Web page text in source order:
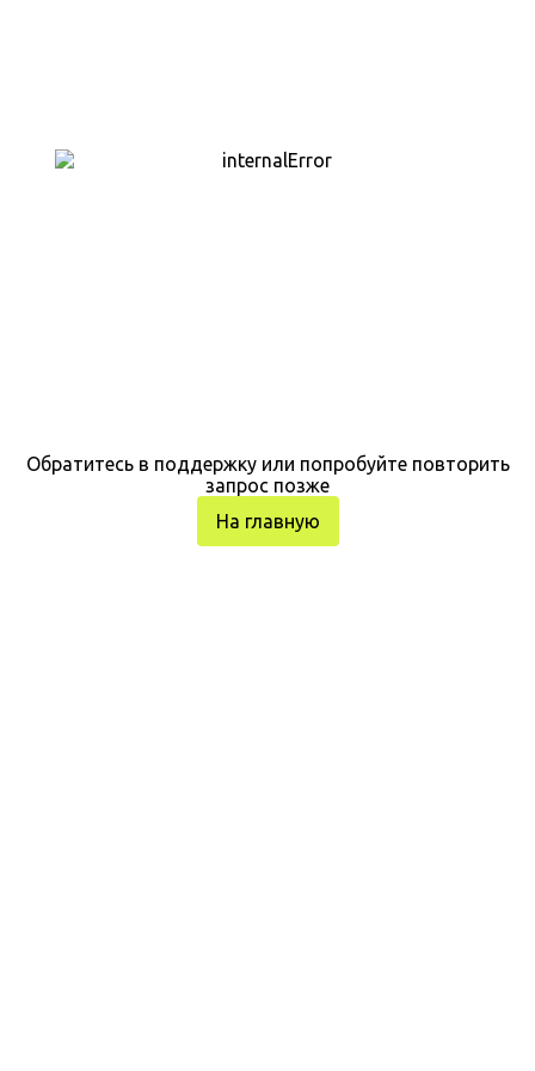
Обратитесь в поддержку или попробуйте повторить
запрос позже
На главную